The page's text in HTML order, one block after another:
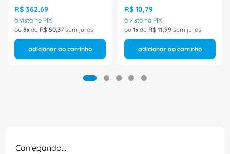
R$ 362,69
à vista no PIX
ou 8 de R$ 50,37 sem juros
adicionar ao carrinho
R$ 10,79
à vista no PIX
ou 1 de R$ 11,99 sem juros
adicionar ao carrinho
Carregando…